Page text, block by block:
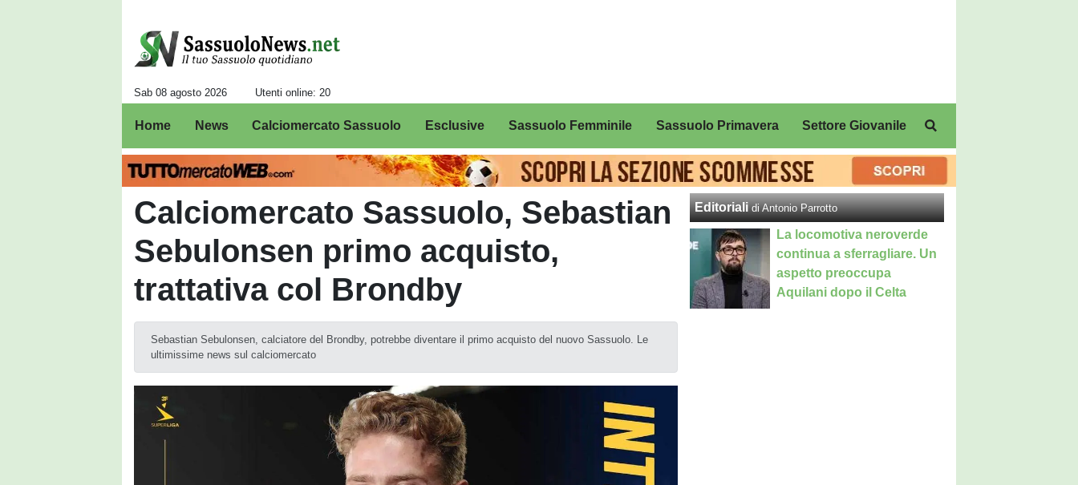
Sab 08 agosto 2026 Utenti online: 20
Home News Calciomercato Sassuolo Esclusive Sassuolo Femminile Sassuolo Primavera Settore Giovanile
Calciomercato Sassuolo, Sebastian
Sebulonsen primo acquisto,
trattativa col Brondby
Sebastian Sebulonsen, calciatore del Brondby, potrebbe diventare il primo acquisto del nuovo Sassuolo. Le
ultimissime news sul calciomercato
Editoriali di Antonio Parrotto
La locomotiva neroverde
continua a sferragliare. Un
aspetto preoccupa
Aquilani dopo il Celta